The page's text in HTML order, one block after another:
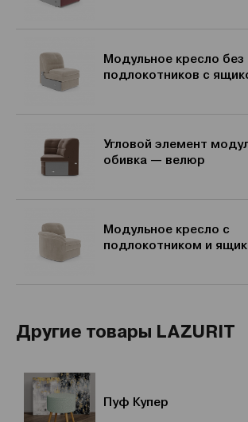
Модульное кресло без
подлокотников с
Угловой элемент
обивка — велюр
Модульное кресло с
подлокотником и
Другие товары LAZURIT
Пуф Купер